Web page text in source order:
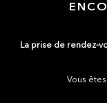
La prise de rendez-
Vous